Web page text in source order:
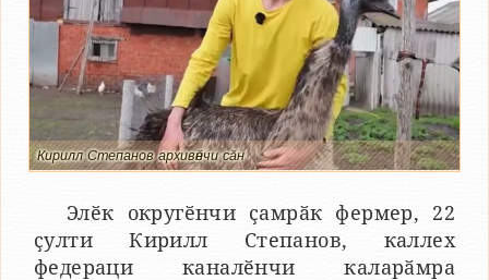
Кирилл Степанов архивӗнчи сӑн
Элӗк округӗнчи ҫамрӑк фермер, 22
ҫулти Кирилл Степанов, каллех
федераци каналӗнчи каларӑмра